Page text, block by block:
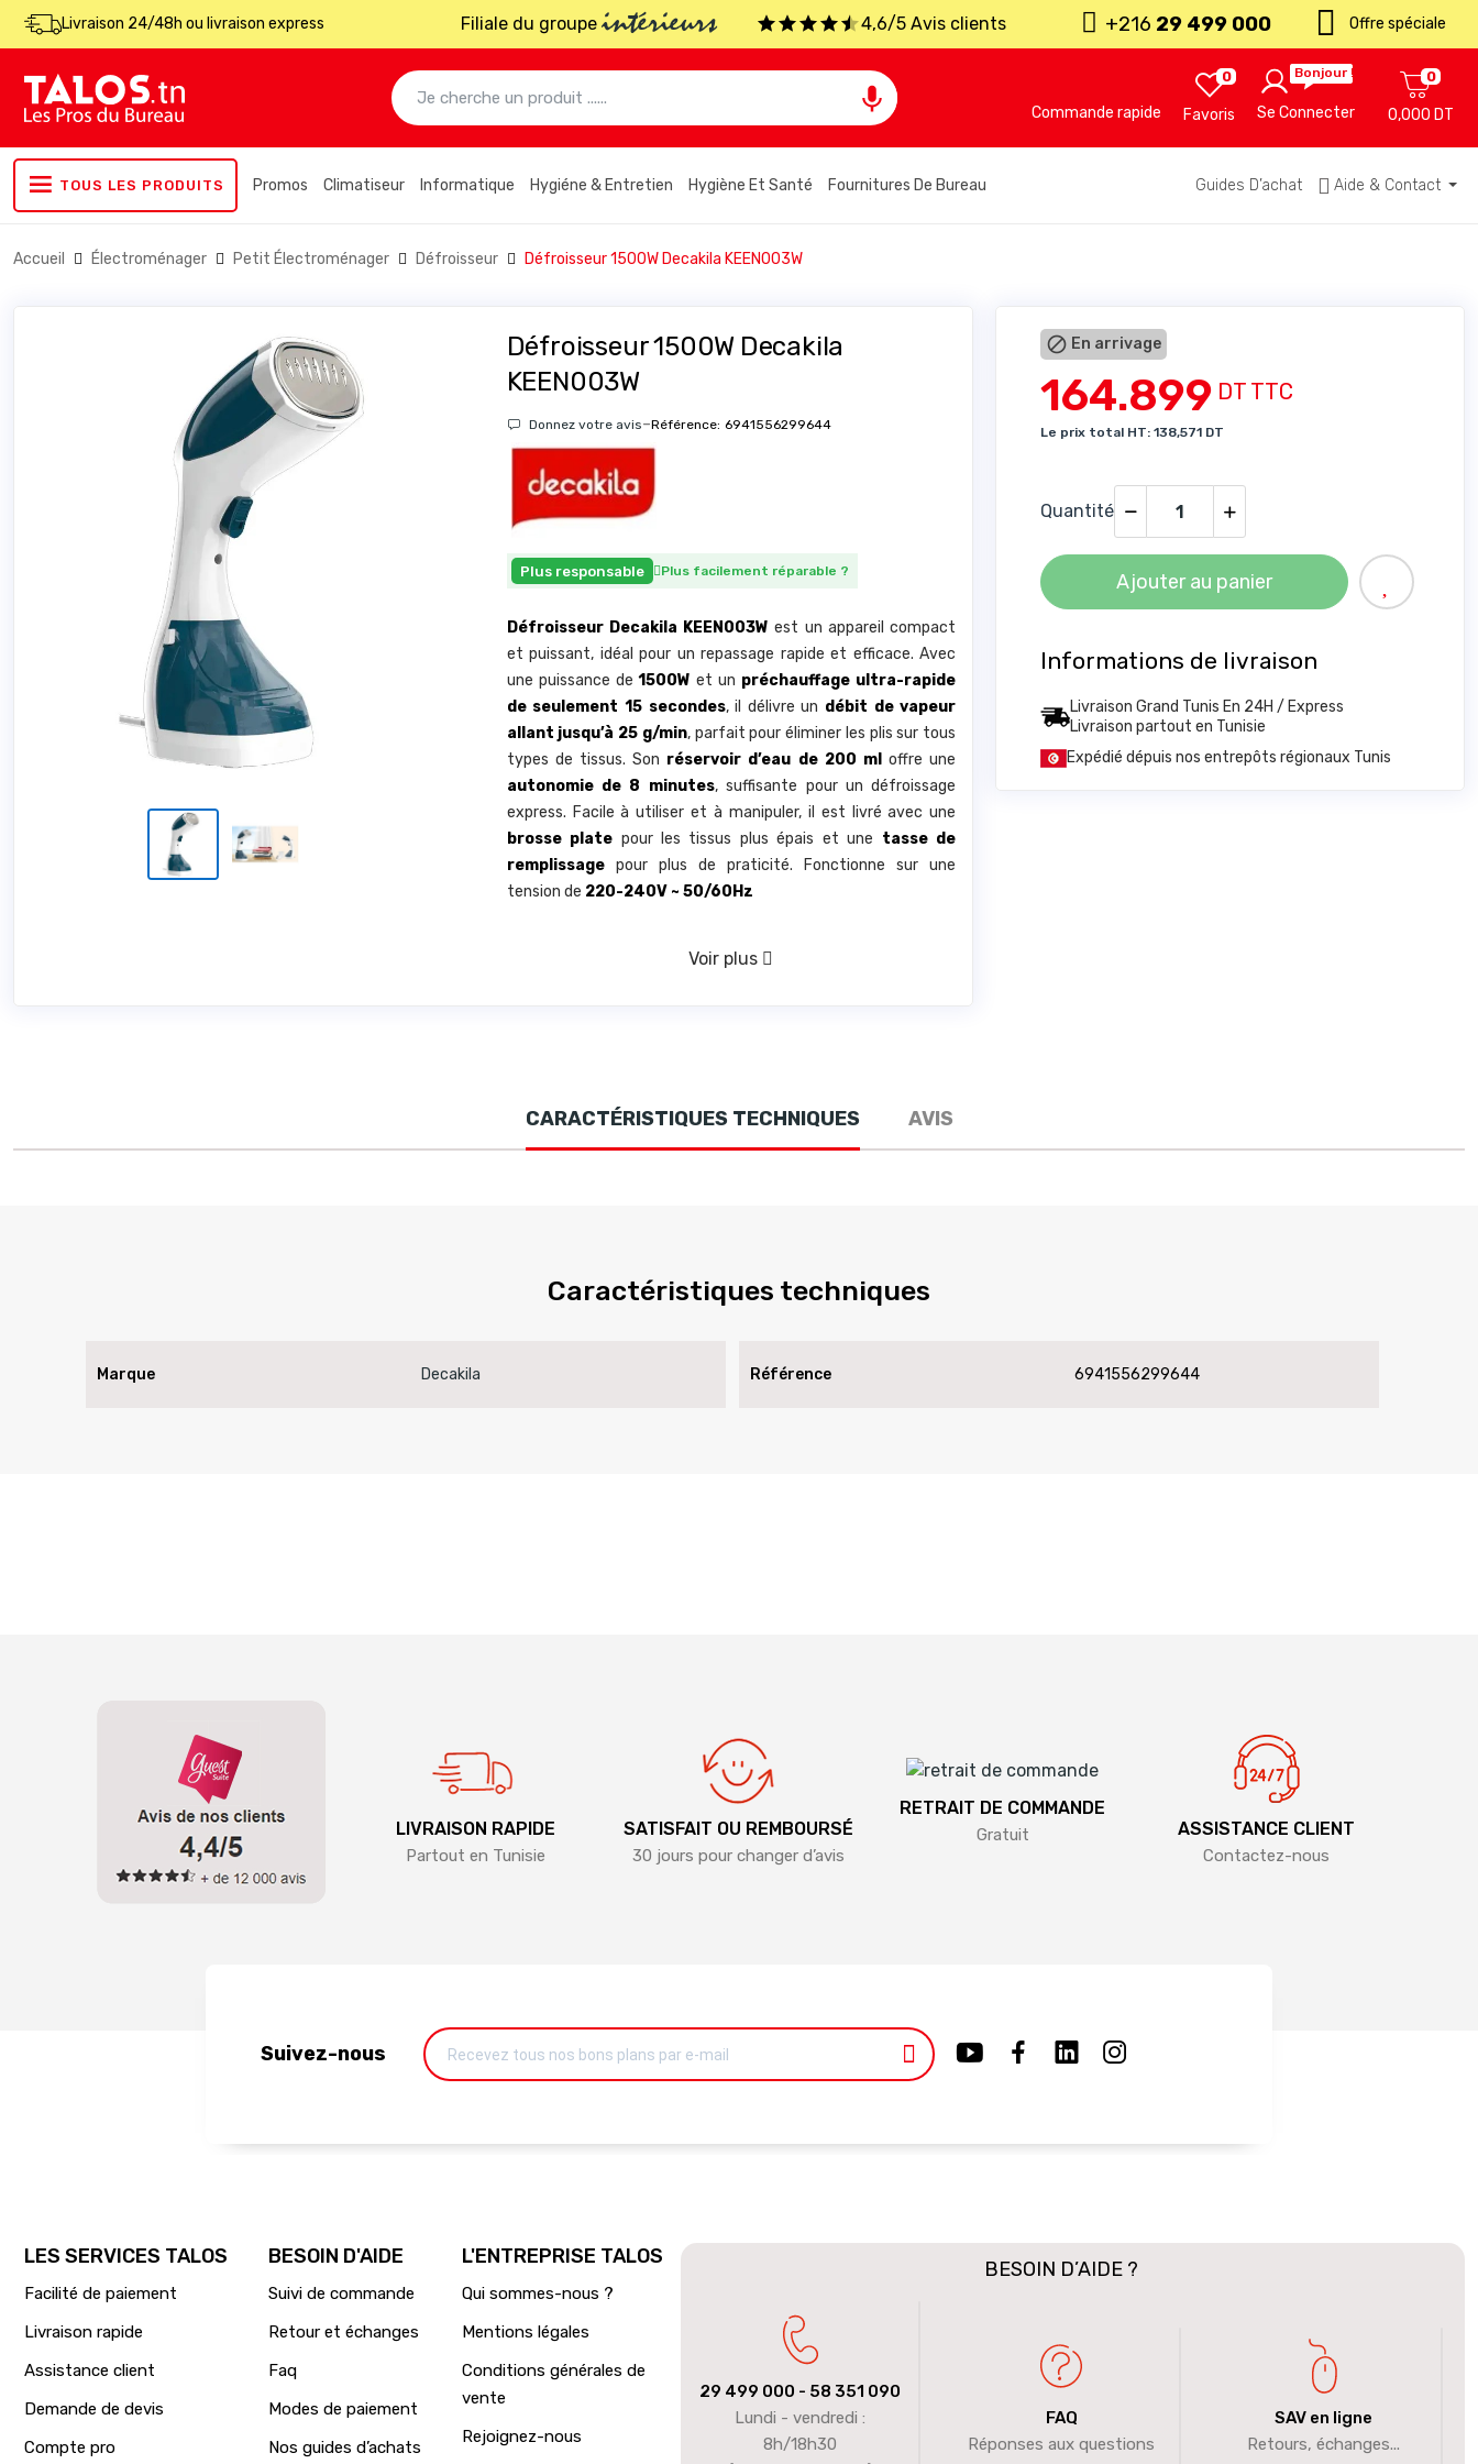
Livraison 24/48h ou livraison express Filiale du groupeintérieurs 4,6/5 Avis clients +216 29 499 000 Offre spéciale
 Commande rapide Favoris
0 Bonjour !
Se Connecter 0,000 DT
0
TOUS LES PRODUITS Promos Climatiseur Informatique Hygiéne & Entretien Hygiène Et Santé Fournitures De Bureau Guides D’achat Aide & Contact
Accueil Électroménager Petit Électroménager Défroisseur Défroisseur 1500W Decakila KEEN003W
Défroisseur 1500W Decakila
KEEN003W
Donnez votre avis-Référence: 6941556299644
Plus responsable Plus facilement réparable ?
Défroisseur Decakila KEEN003W est un appareil compact
et puissant, idéal pour un repassage rapide et efficace. Avec
une puissance de1500W et un préchauffage ultra-rapide
de seulement 15 secondes, il délivre un débit de vapeur
allant jusqu’à 25 g/min, parfait pour éliminer les plis sur tous
types de tissus. Son réservoir d’eau de 200 ml offre une
autonomie de 8 minutes, suffisante pour un défroissage
express. Facile à utiliser et à manipuler, il est livré avec une
brosse plate pour les tissus plus épais et une tasse de
remplissagepour plus de praticité. Fonctionne sur une
tension de 220-240V ~ 50/60Hz
Voir plus
 En arrivage
164.899DT TTC
Le prix total HT: 138,571 DT
Quantité
Ajouter au panier
Informations de livraison
Livraison Grand Tunis En 24H / Express
Livraison partout en Tunisie
Expédié dépuis nos entrepôts régionaux Tunis
CARACTÉRISTIQUES TECHNIQUES AVIS
Caractéristiques techniques
Marque Decakila Référence 6941556299644
LIVRAISON RAPIDE
Partout en Tunisie
SATISFAIT OU REMBOURSÉ
30 jours pour changer d’avis
RETRAIT DE COMMANDE
Gratuit ASSISTANCE CLIENT
Contactez-nous
Suivez-nous
LES SERVICES TALOS
Facilité de paiement
Livraison rapide
Assistance client
Demande de devis
Compte pro
BESOIN D'AIDE
Suivi de commande
Retour et échanges
Faq
Modes de paiement
Nos guides d’achats
L'ENTREPRISE TALOS
Qui sommes-nous ?
Mentions légales
Conditions générales de
vente
Rejoignez-nous
BESOIN D’AIDE ?
29 499 000 - 58 351 090
Lundi - vendredi :
8h/18h30
FAQ
Réponses aux questions
SAV en ligne
Retours, échanges...